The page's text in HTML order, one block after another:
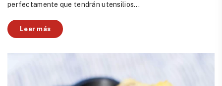
perfectamente que tendrán utensilios...
Leer más